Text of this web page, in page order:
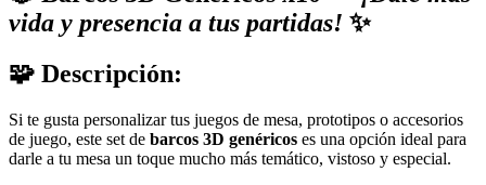
vida y presencia a tus partidas! ✨
🧩 Descripción:
Si te gusta personalizar tus juegos de mesa, prototipos o accesorios
de juego, este set de barcos 3D genéricos es una opción ideal para
darle a tu mesa un toque mucho más temático, vistoso y especial.